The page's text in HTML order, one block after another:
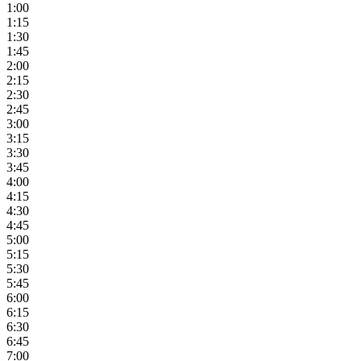
1:00
1:15
1:30
1:45
2:00
2:15
2:30
2:45
3:00
3:15
3:30
3:45
4:00
4:15
4:30
4:45
5:00
5:15
5:30
5:45
6:00
6:15
6:30
6:45
7:00